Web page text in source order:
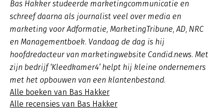
Bas Hakker studeerde marketingcommunicatie en
schreef daarna als journalist veel over media en
marketing voor Adformatie, MarketingTribune, AD, NRC
en Managementboek. Vandaag de dag is hij
hoofdredacteur van marketingwebsite Candid.news. Met
zijn bedrijf ‘Kleedkamer4’ helpt hij kleine ondernemers
met het opbouwen van een klantenbestand.
Alle boeken van Bas Hakker
Alle recensies van Bas Hakker